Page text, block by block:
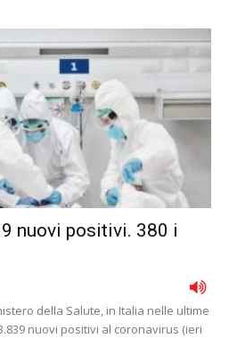
nuovi positivi. 380 i
della Salute, in Italia nelle ultime
nuovi positivi al coronavirus (ieri